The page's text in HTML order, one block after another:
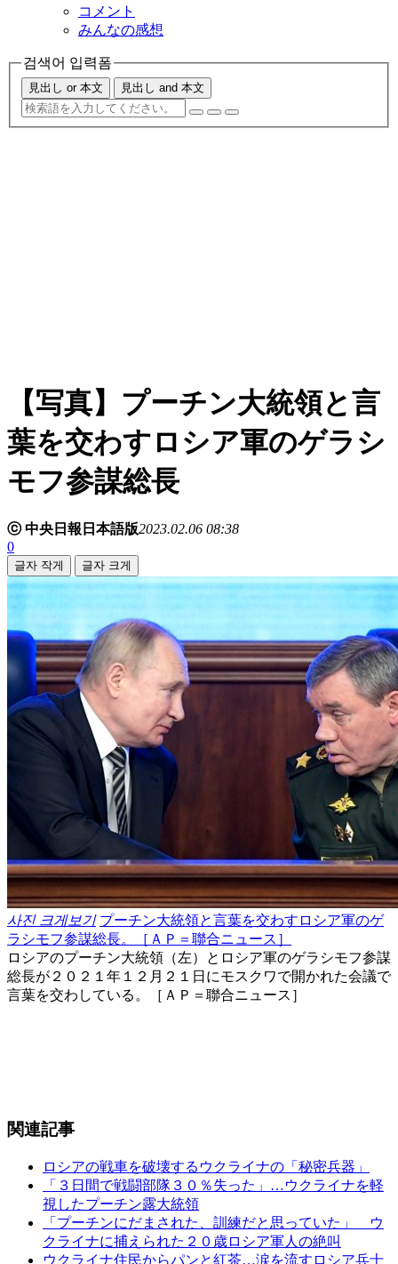
コメント
みんなの感想
검색어 입력폼
見出し or 本文 見出し and 本文
【写真】プーチン大統領と言
葉を交わすロシア軍のゲラシ
モフ参謀総長
ⓒ 中央日報日本語版2023.02.06 08:38
0
글자 작게 글자 크게
사진 크게보기 プーチン大統領と言葉を交わすロシア軍のゲ
ラシモフ参謀総長。［ＡＰ＝聯合ニュース］
ロシアのプーチン大統領（左）とロシア軍のゲラシモフ参謀
総長が２０２１年１２月２１日にモスクワで開かれた会議で
言葉を交わしている。［ＡＰ＝聯合ニュース］
関連記事
ロシアの戦車を破壊するウクライナの「秘密兵器」
「３日間で戦闘部隊３０％失った」…ウクライナを軽
視したプーチン露大統領
「プーチンにだまされた、訓練だと思っていた」 ウ
クライナに捕えられた２０歳ロシア軍人の絶叫
ウクライナ住民からパンと紅茶…涙を流すロシア兵士